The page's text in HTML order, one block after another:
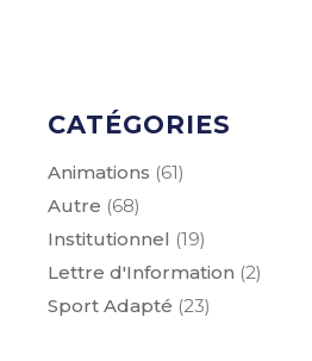
CATÉGORIES
Animations (61)
Autre (68)
Institutionnel (19)
Lettre d'Information (2)
Sport Adapté (23)